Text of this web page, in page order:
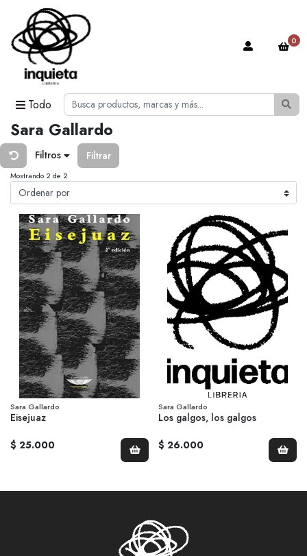
Todo
0
Sara Gallardo
Filtros Filtrar
Mostrando 2 de 2
Sara Gallardo
Eisejuaz
$ 25.000
Sara Gallardo
Los galgos, los galgos
$ 26.000